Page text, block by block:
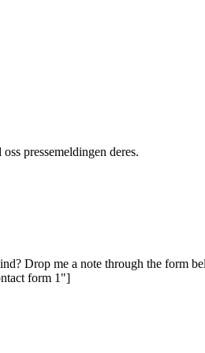
pressemeldingen deres.
Drop me a note through the form
form 1"]